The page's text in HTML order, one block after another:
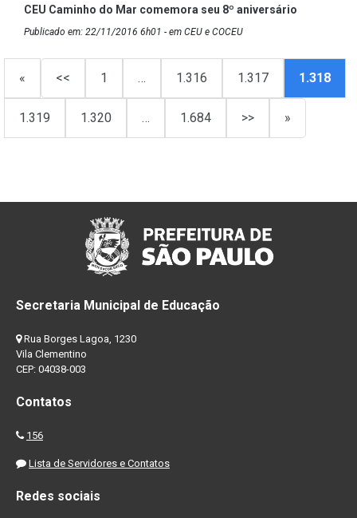
CEU Caminho do Mar comemora seu 8º aniversário
Publicado em: 22/11/2016 6h01 - em CEU e COCEU
« << 1 … 1.316 1.317 1.318
1.319 1.320 … 1.684 >> »
Secretaria Municipal de Educação
Rua Borges Lagoa, 1230
Vila Clementino
CEP: 04038-003
Contatos
156
Lista de Servidores e Contatos
Redes sociais